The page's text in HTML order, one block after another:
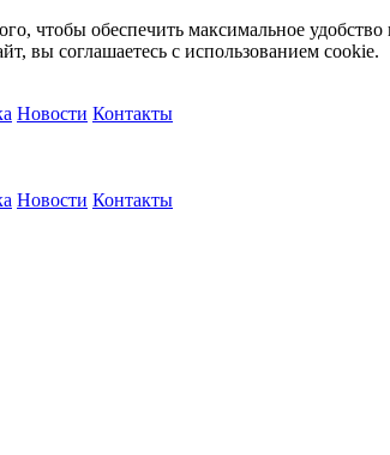
чтобы обеспечить максимальное удобство
вы соглашаетесь с использованием cookie.
Новости Контакты
Новости Контакты